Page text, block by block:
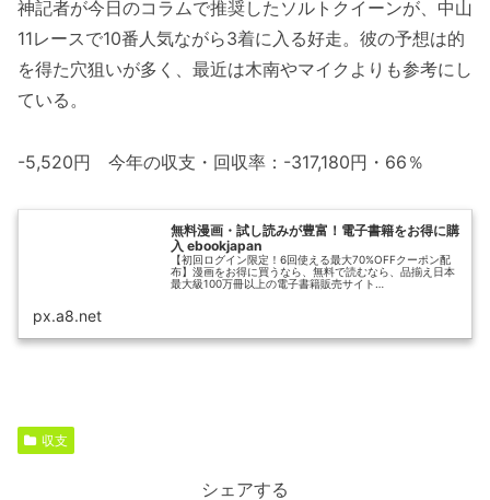
神記者が今日のコラムで推奨したソルトクイーンが、中山
11レースで10番人気ながら3着に入る好走。彼の予想は的
を得た穴狙いが多く、最近は木南やマイクよりも参考にし
ている。
-5,520円 今年の収支・回収率：-317,180円・66％
無料漫画・試し読みが豊富！電子書籍をお得に購
入 ebookjapan
【初回ログイン限定！6回使える最大70%OFFクーポン配
布】漫画をお得に買うなら、無料で読むなら、品揃え日本
最大級100万冊以上の電子書籍販売サイト
px.a8.net
収支
シェアする